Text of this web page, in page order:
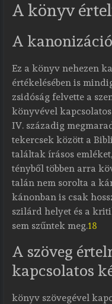
A könyv
A
Ez a könyv nehezen
értékelésében is
zsidóság felvette a
könyvével
IV. századig
tekercsek között a
találtak írásos
tényből többen arra
talán nem sorolta a
kánonban is csak
szilárd helyet és a
sem szűntek meg.18
A szöveg
kapcsolatos
könyv szövegével